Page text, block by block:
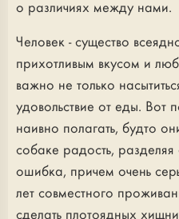
о различиях между нами.
Человек - существо
прихотливым вкусом и
важно не только
удовольствие от еды. Вот
наивно полагать, будто
собаке радость,
ошибка, причем очень
лет совместного
сделать плотоядных